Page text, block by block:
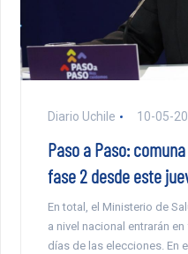
Diario Uchile 10-05-
Paso a Paso:
fase 2 desde este
En total, el Ministerio de
a nivel nacional entrarán
días de las elecciones. En